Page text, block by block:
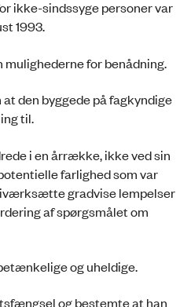
ikke-sindssyge personer var
1993.
for benådning.
den byggede på fagkyndige
til.
i en årrække, ikke ved sin
farlighed som var
gradvise lempelser
af spørgsmålet om
og uheldige.
og bestemte at han